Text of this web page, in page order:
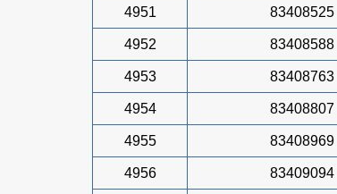
4951 83408525
4952 83408588
4953 83408763
4954 83408807
4955 83408969
4956 83409094